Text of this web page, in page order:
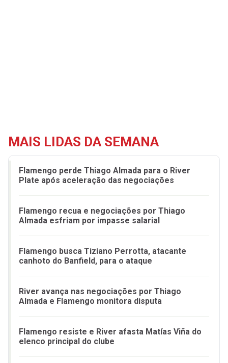
MAIS LIDAS DA SEMANA
Flamengo perde Thiago Almada para o River
Plate após aceleração das negociações
Flamengo recua e negociações por Thiago
Almada esfriam por impasse salarial
Flamengo busca Tiziano Perrotta, atacante
canhoto do Banfield, para o ataque
River avança nas negociações por Thiago
Almada e Flamengo monitora disputa
Flamengo resiste e River afasta Matías Viña do
elenco principal do clube